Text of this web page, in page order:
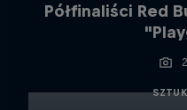
Półfinaliści Red